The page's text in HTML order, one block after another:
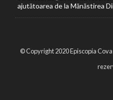
ajutătoarea de la Mănăstirea
© Copyright 2020 Episcopia